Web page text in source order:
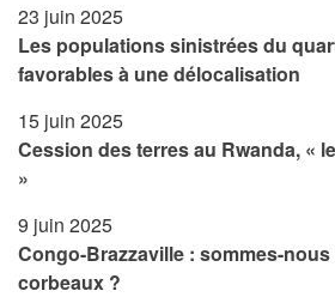
23 juin 2025
Les populations sinistrées du
favorables à une délocalisation
15 juin 2025
Cession des terres au Rwanda, «
»
9 juin 2025
Congo-Brazzaville : sommes-
corbeaux ?